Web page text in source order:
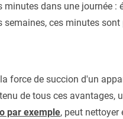
minutes dans une journée :
semaines, ces minutes sont
force de succion d'un
de tous ces avantages,
par exemple, peut